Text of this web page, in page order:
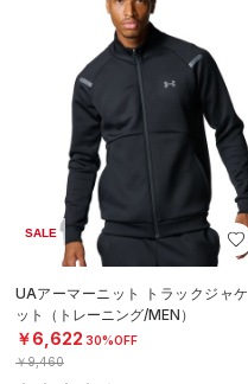
SALE
UAアーマーニット トラックジャケ
ット（トレーニング/MEN）
￥6,622 30%OFF
￥9,460